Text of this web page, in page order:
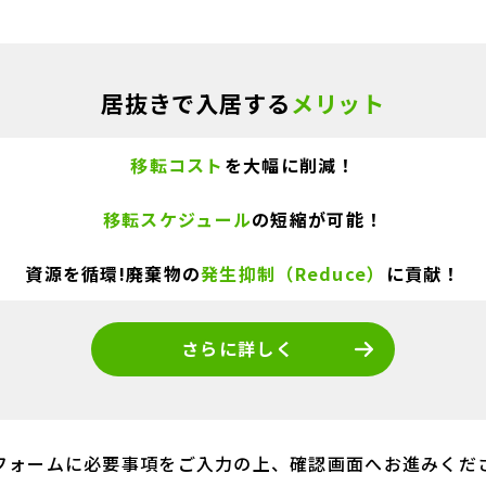
居抜きで入居するメリット
移転コスト を大幅に削減！
移転スケジュールの短縮が可能！
資源を循環!廃棄物の発生抑制（Reduce） に貢献！
さらに詳しく
ォームに必要事項をご入力の上、確認画面へお進みくだ